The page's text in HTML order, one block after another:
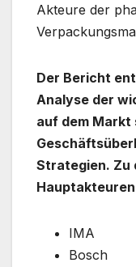
Akteure der
Der Bericht
Analyse der
auf dem Markt
Strategien. Zu
IMA
Bosch